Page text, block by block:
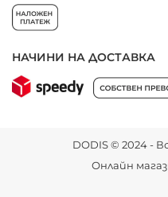
НАЧИНИ НА ДОСТАВКА
DODIS © 2024 -
Онлайн